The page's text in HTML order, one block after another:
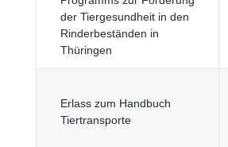
der Tiergesundheit in den
Rinderbeständen in
Thüringen
Erlass zum Handbuch
Tiertransporte